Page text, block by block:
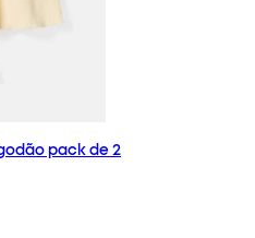
pack de 2